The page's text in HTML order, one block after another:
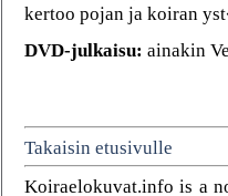
kertoo pojan ja koiran
DVD-julkaisu: ainakin
Takaisin etusivulle
Koiraelokuvat.info is a